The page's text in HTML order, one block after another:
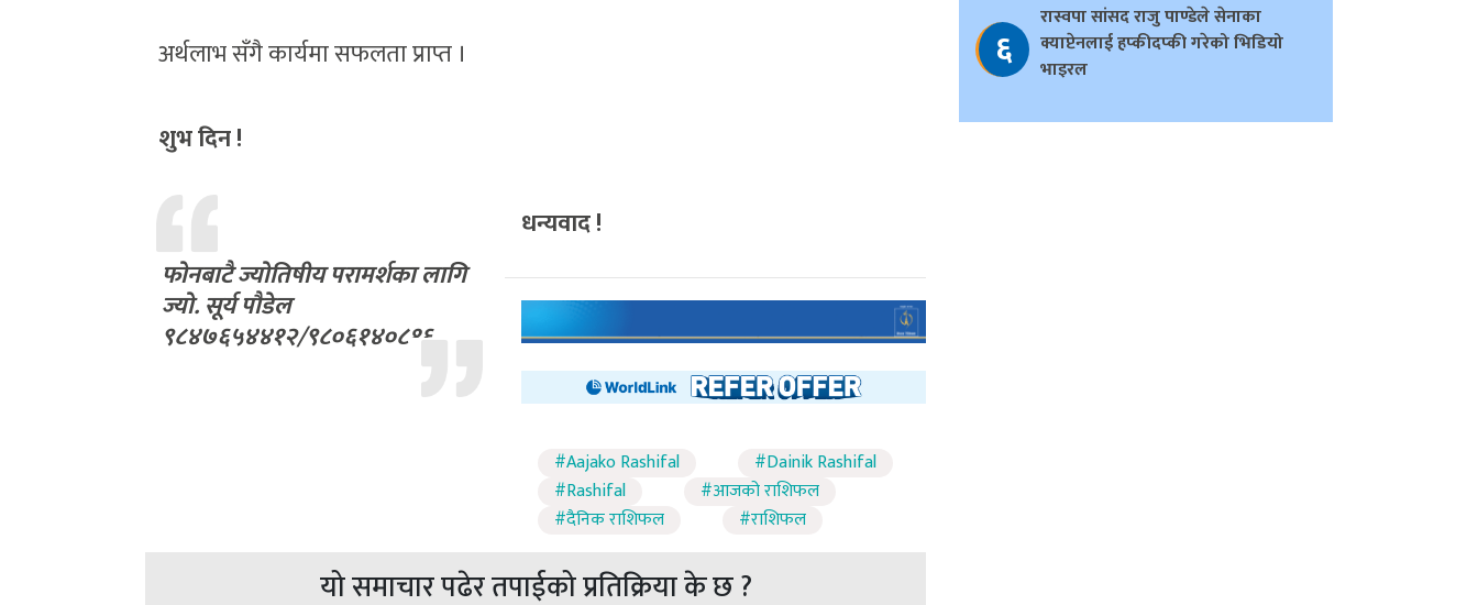
अर्थलाभ सँगै कार्यमा सफलता प्राप्त ।
शुभ दिन !
फोनबाटै ज्योतिषीय परामर्शका लागि
ज्यो. सूर्य पौडेल
९८४७६५४४१२/९८०६१४०८१६
धन्यवाद !
#Aajako Rashifal
#Dainik Rashifal
#Rashifal
#आजको राशिफल
#दैनिक राशिफल
#राशिफल
यो समाचार पढेर तपाईको प्रतिक्रिया के छ ?
६
रास्वपा सांसद राजु पाण्डेले सेनाका
क्याप्टेनलाई हप्कीदप्की गरेको भिडियो
भाइरल